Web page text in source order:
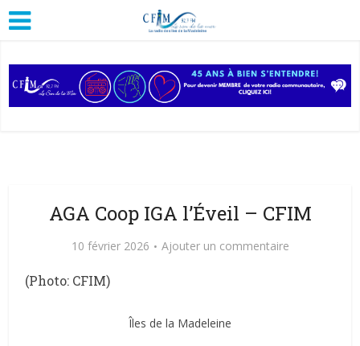
AGA Coop IGA l’Éveil – CFIM
10 février 2026 Ajouter un commentaire
(Photo: CFIM)
Îles de la Madeleine